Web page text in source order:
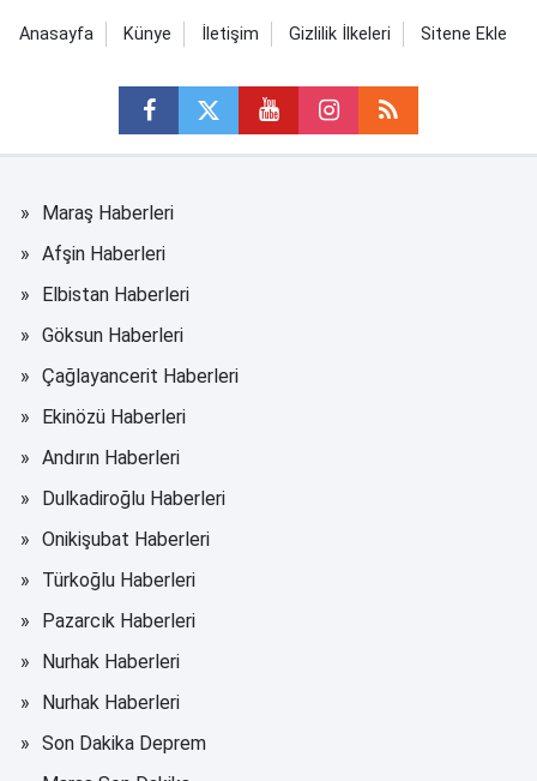
Anasayfa Künye İletişim Gizlilik İlkeleri Sitene Ekle
Maraş Haberleri
Afşin Haberleri
Elbistan Haberleri
Göksun Haberleri
Çağlayancerit Haberleri
Ekinözü Haberleri
Andırın Haberleri
Dulkadiroğlu Haberleri
Onikişubat Haberleri
Türkoğlu Haberleri
Pazarcık Haberleri
Nurhak Haberleri
Nurhak Haberleri
Son Dakika Deprem